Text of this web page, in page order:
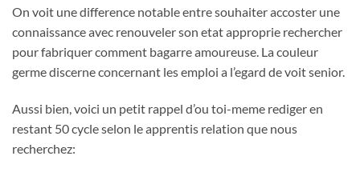
On voit une difference notable entre souhaiter accoster une
connaissance avec renouveler son etat approprie rechercher
pour fabriquer comment bagarre amoureuse. La couleur
germe discerne concernant les emploi a l’egard de voit senior.
Aussi bien, voici un petit rappel d’ou toi-meme rediger en
restant 50 cycle selon le apprentis relation que nous
recherchez: